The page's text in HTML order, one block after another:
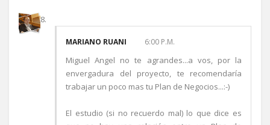
MARIANO RUANI 6:00 P.M.
Miguel Angel no te agrandes...a vos, por la
envergadura del proyecto, te recomendaría
trabajar un poco mas tu Plan de Negocios...:-)
El estudio (si no recuerdo mal) lo que dice es